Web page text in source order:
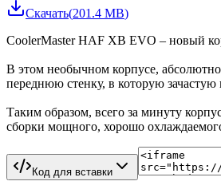
Скачать(201.4 MB)
CoolerMaster HAF XB EVO – новый
В этом необычном корпусе,
переднюю стенку, в которую
Таким образом, всего за минуту
сборки мощного, хорошо
Код для вставки